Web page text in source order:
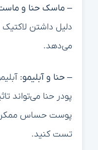
–ماسک حنا و
دلیل داشتن
می‌دهد.
–حنا و آبلیمو:
پودر حنا می‌تواند
پوست حساس ممکن
تست کنید.